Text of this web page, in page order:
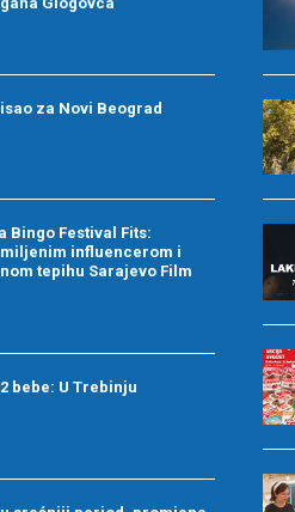
za Novi Beograd
Bingo Festival Fits:
influencerom i
tepihu Sarajevo Film
bebe: U Trebinju